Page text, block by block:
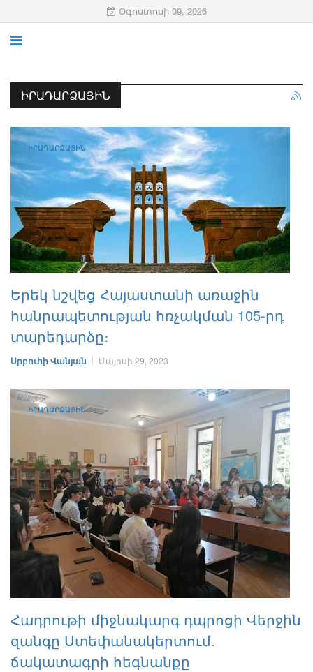
Օգոստոսի 09, 2026
ԻՐԱԴԱՐՁԱՅԻՆ
ԻՐԱԴԱՐՁԱՅԻՆ
Երեկ նշվեց Հայաստանի առաջին
հանրապետության հռչակման 105-րդ
տարեդարձը։
Սրբուհի Վանյան Մայիսի 29, 2023
ԻՐԱԴԱՐՁԱՅԻՆ
Հադրութի միջնակարգ դպրոցի Վերջին
զանգը Ստեփանակերտում․
ճակատագրի հեգնանքը